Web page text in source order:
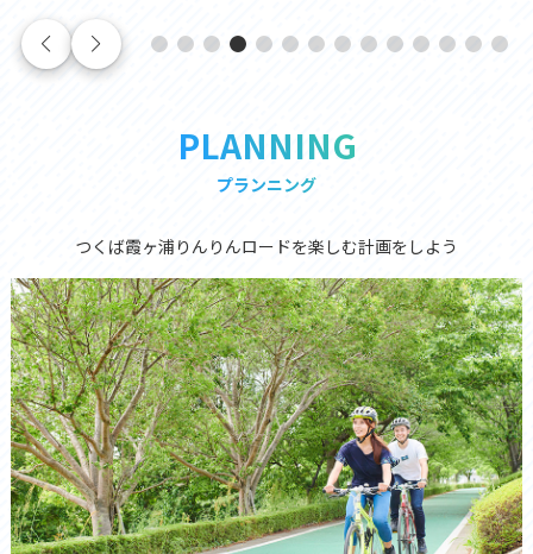
PLANNING
プランニング
つくば霞ヶ浦りんりんロードを楽しむ計画をしよう